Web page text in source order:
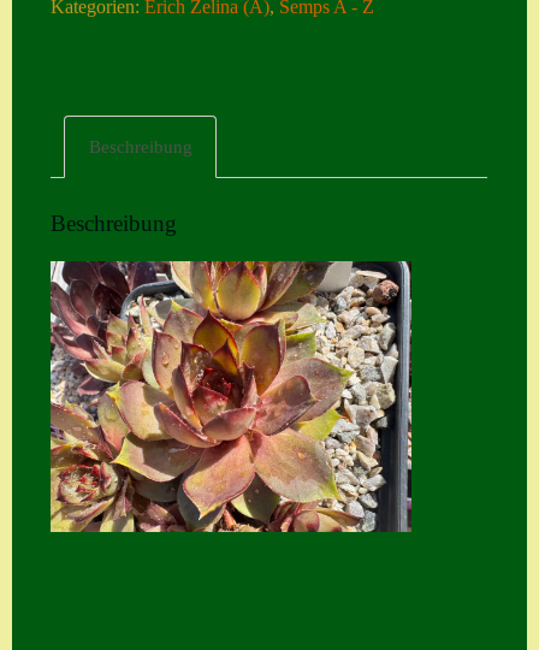
Home
Hostas
Impressum
Kasse
Kontakt
Mein Konto
Kategorien:Erich Zelina (A), Semps A - Z
Beschreibung
Beschreibung